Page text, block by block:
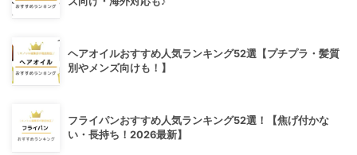
ヘアオイルおすすめ人気ランキング52選【プチプラ・髪質
別やメンズ向けも！】
フライパンおすすめ人気ランキング52選！【焦げ付かな
い・長持ち！2026最新】